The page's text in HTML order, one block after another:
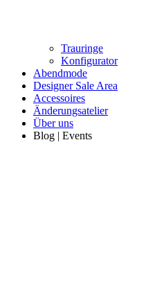
Trauringe
Konfigurator
Abendmode
Designer Sale Area
Accessoires
Änderungsatelier
Über uns
Blog | Events